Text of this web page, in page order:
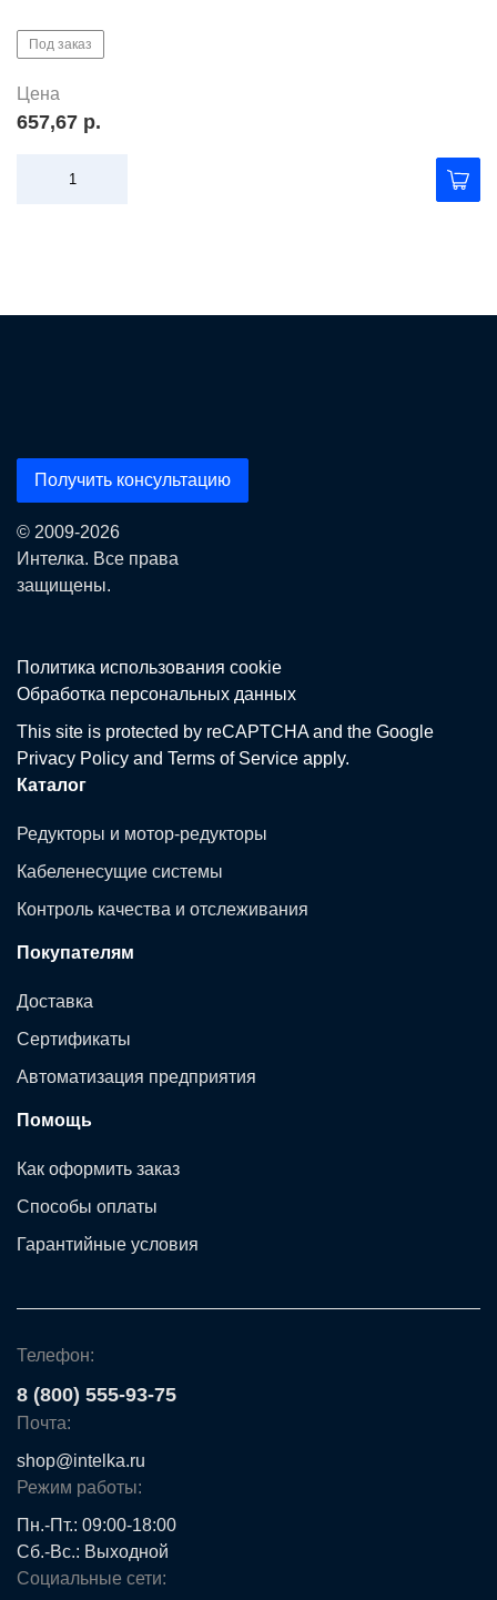
Под заказ
Цена
657,67 р.
Получить консультацию
© 2009-2026
Интелка. Все права
защищены.
Политика использования сookie
Обработка персональных данных
This site is protected by reCAPTCHA and the Google
Privacy Policy and Terms of Service apply.
Каталог
Редукторы и мотор-редукторы
Кабеленесущие системы
Контроль качества и отслеживания
Покупателям
Доставка
Сертификаты
Автоматизация предприятия
Помощь
Как оформить заказ
Способы оплаты
Гарантийные условия
Телефон:
8 (800) 555-93-75
Почта:
shop@intelka.ru
Режим работы:
Пн.-Пт.: 09:00-18:00
Сб.-Вс.: Выходной
Социальные сети: